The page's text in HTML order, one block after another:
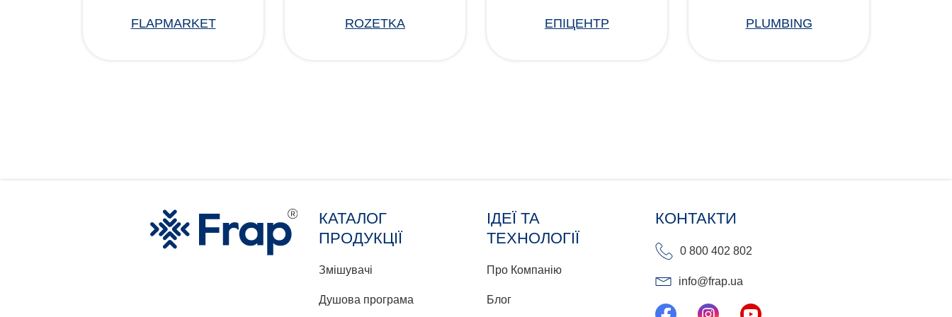
FLAPMARKET ROZETKA ЕПІЦЕНТР PLUMBING
КАТАЛОГ
ПРОДУКЦІЇ
Змішувачі
Душова програма
ІДЕЇ ТА
ТЕХНОЛОГІЇ
Про Компанію
Блог
КОНТАКТИ
0 800 402 802
info@frap.ua